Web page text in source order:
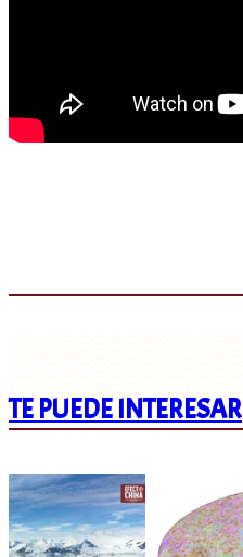
TE PUEDE INTERESAR